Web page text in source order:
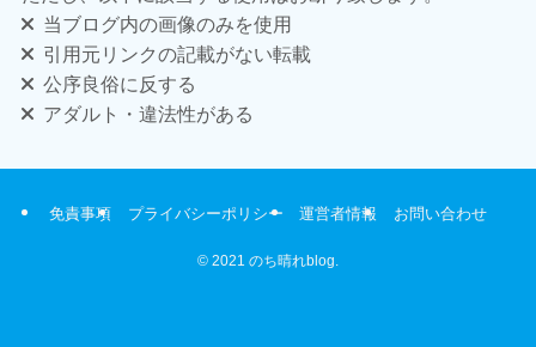
当ブログ内の画像のみを使用
引用元リンクの記載がない転載
公序良俗に反する
アダルト・違法性がある
免責事項 プライバシーポリシー 運営者情報 お問い合わせ
© 2021 のち晴れblog.